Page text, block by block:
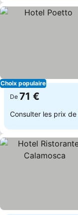
Choix populaire
De 71 €
Consulter les prix de